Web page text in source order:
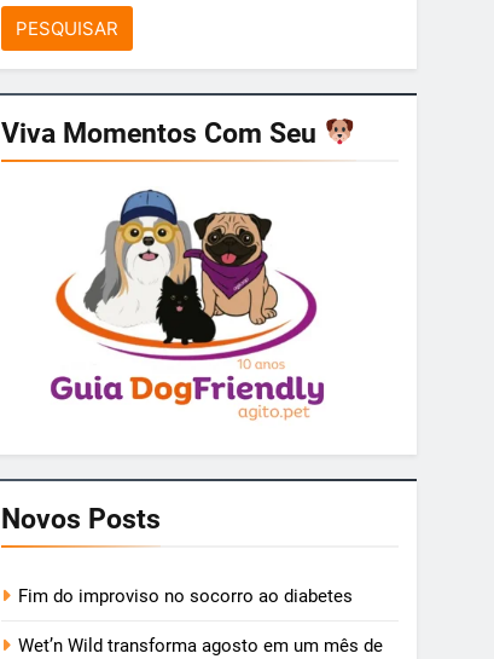
Viva Momentos Com Seu
Novos Posts
Fim do improviso no socorro ao diabetes
Wet’n Wild transforma agosto em um mês de